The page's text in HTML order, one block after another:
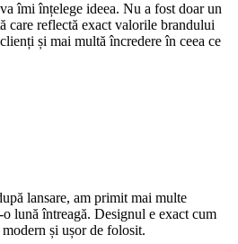
îmi înțelege ideea. Nu a fost doar un
care reflectă exact valorile brandului
și mai multă încredere în ceea ce
lansare, am primit mai multe
lună întreagă. Designul e exact cum
și ușor de folosit.